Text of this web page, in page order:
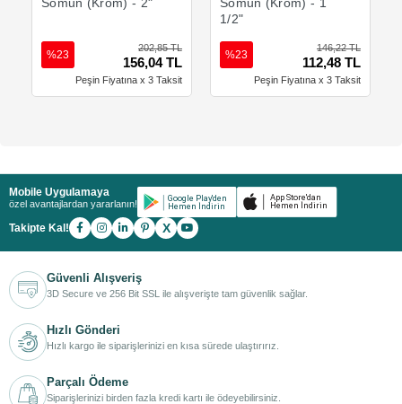
202,85 TL
156,04 TL
%23
Peşin Fiyatına x 3 Taksit
1/2"
146,22 TL
112,48 TL
%23
Peşin Fiyatına x 3 Taksit
Mobile Uygulamaya
özel avantajlardan yararlanın!
Takipte Kal! X
Güvenli Alışveriş
3D Secure ve 256 Bit SSL ile alışverişte tam güvenlik sağlar.
Hızlı Gönderi
Hızlı kargo ile siparişlerinizi en kısa sürede ulaştırırız.
Parçalı Ödeme
Siparişlerinizi birden fazla kredi kartı ile ödeyebilirsiniz.